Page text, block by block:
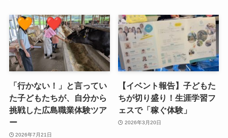
「行かない！」と言ってい
た子どもたちが、自分から
挑戦した広島職業体験ツア
ー
2026年7月21日
【イベント報告】子どもた
ちが切り盛り！生涯学習フ
ェスで「稼ぐ体験」
2026年3月20日